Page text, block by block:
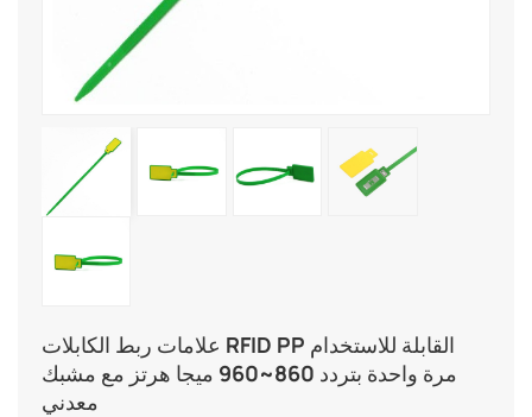
علامات ربط الكابلات RFID PP القابلة للاستخدام
مرة واحدة بتردد 860~960 ميجا هرتز مع مشبك
معدني